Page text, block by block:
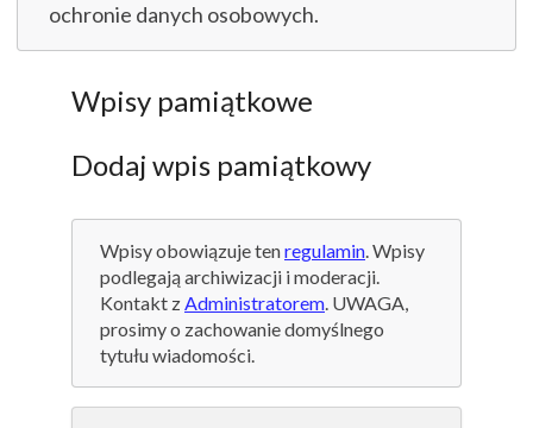
ochronie danych osobowych.
Wpisy pamiątkowe
Dodaj wpis pamiątkowy
Wpisy obowiązuje tenregulamin. Wpisy
podlegają archiwizacji i moderacji.
Kontakt zAdministratorem. UWAGA,
prosimy o zachowanie domyślnego
tytułu wiadomości.